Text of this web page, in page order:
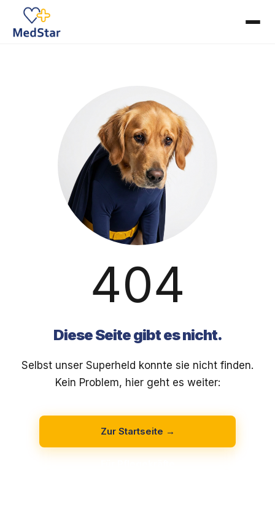
404
Diese Seite gibt es nicht.
Selbst unser Superheld konnte sie nicht finden.
Kein Problem, hier geht es weiter:
Zur Startseite →